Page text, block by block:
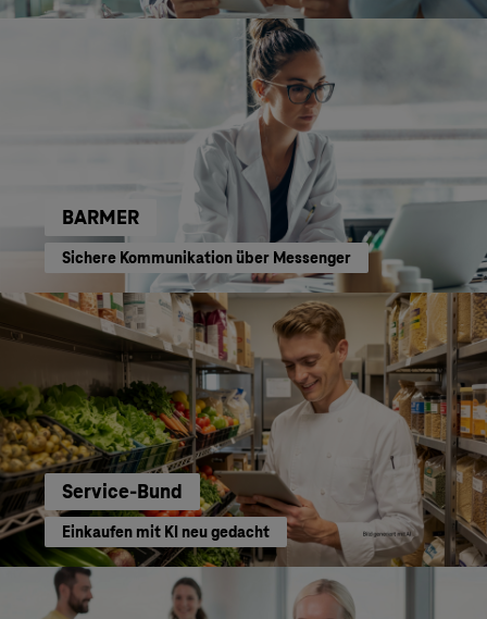
BARMER
Sichere Kommunikation über Messenger
Service-Bund
Einkaufen mit KI neu gedacht